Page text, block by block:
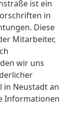
ist ein
in
Diese
Mitarbeiter,
wir uns
in Neustadt an
Informationen